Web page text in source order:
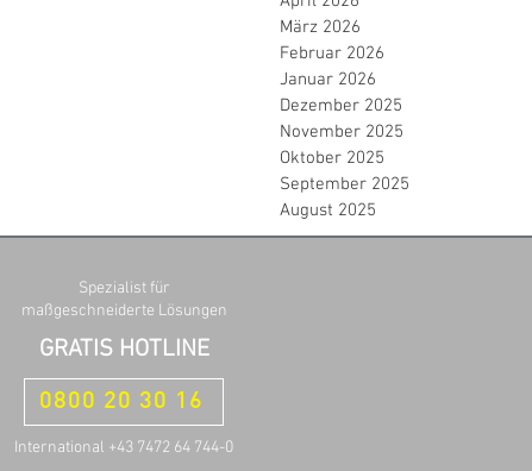
März 2026
Februar 2026
Januar 2026
Dezember 2025
November 2025
Oktober 2025
September 2025
August 2025
Spezialist für
maßgeschneiderte Lösungen
GRATIS HOTLINE
0800 20 30 16
International +43 7472 64 744-0